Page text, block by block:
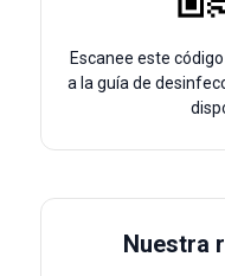
Escanee este
a la guía de
Nuestra